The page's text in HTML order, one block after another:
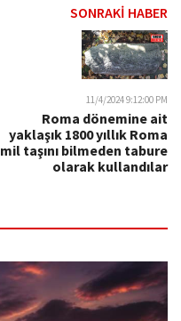
SONRAKİ HABER
11/4/2024 9:12:00 PM
Roma dönemine ait
yaklaşık 1800 yıllık Roma
mil taşını bilmeden tabure
olarak kullandılar